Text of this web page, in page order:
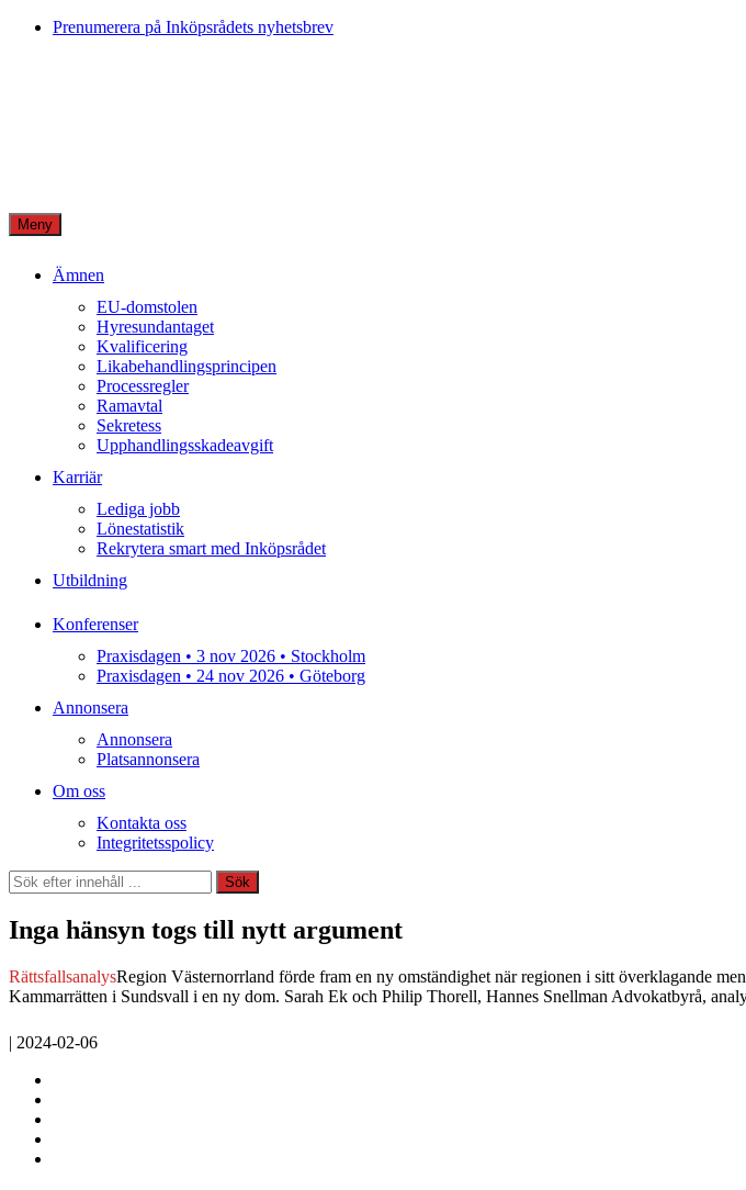
Skip
Prenumerera på Inköpsrådets nyhetsbrev
Meny
Ämnen
EU-domstolen
Hyresundantaget
Kvalificering
Likabehandlingsprincipen
Processregler
Ramavtal
Sekretess
Upphandlingsskadeavgift
Karriär
Lediga jobb
Lönestatistik
Rekrytera smart med Inköpsrådet
Utbildning
Konferenser
Praxisdagen • 3 nov 2026 • Stockholm
Praxisdagen • 24 nov 2026 • Göteborg
Annonsera
Annonsera
Platsannonsera
Om oss
Kontakta oss
Integritetsspolicy
Sök
Sök
Inga hänsyn togs till nytt argument
RättsfallsanalysRegion Västernorrland förde fram en ny omständighet när regionen i sitt överklagande
Kammarrätten i Sundsvall i en ny dom. Sarah Ek och Philip Thorell, Hannes Snellman Advokatbyrå,
| 2024-02-06